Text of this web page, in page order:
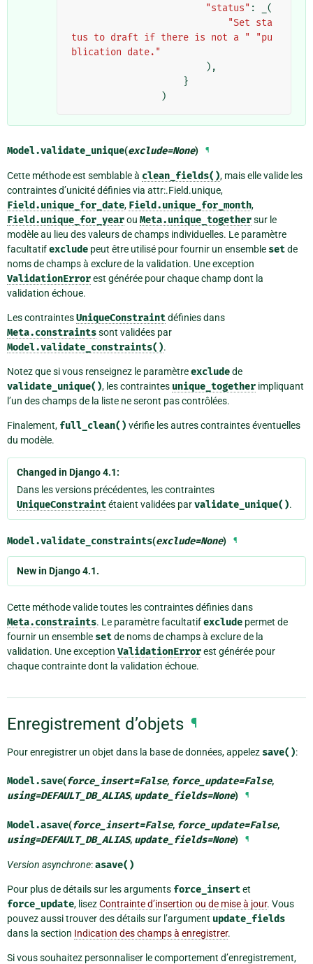
"status" :
(
"Set sta
tus to draft if there is not a "
"pu
blication date."
),
}
)
Model.validate_unique(exclude=None) ¶
Cette méthode est semblable à clean_fields(), mais elle valide les
contraintes d’unicité définies via attr:.Field.unique,
Field.unique_for_date, Field.unique_for_month,
Field.unique_for_yearou Meta.unique_togethersur le
modèle au lieu des valeurs de champs individuelles. Le paramètre
facultatifexclude peut être utilisé pour fournir un ensemble setde
noms de champs à exclure de la validation. Une exception
ValidationErrorest générée pour chaque champ dont la
validation échoue.
Les contraintesUniqueConstraintdéfinies dans
Meta.constraintssont validées par
Model.validate_constraints().
Notez que si vous renseignez le paramètreexcludede
validate_unique(), les contraintes unique_together impliquant
l’un des champs de la liste ne seront pas contrôlées.
Finalement, full_clean() vérifie les autres contraintes éventuelles
du modèle.
Changed in Django 4.1:
Dans les versions précédentes, les contraintes
UniqueConstraintétaient validées parvalidate_unique().
Model.validate_constraints(exclude=None) ¶
New in Django 4.1.
Cette méthode valide toutes les contraintes définies dans
Meta.constraints. Le paramètre facultatifexclude permet de
fournir un ensemble setde noms de champs à exclure de la
validation. Une exception ValidationErrorest générée pour
chaque contrainte dont la validation échoue.
Enregistrement d’objets ¶
Pour enregistrer un objet dans la base de données, appelez save():
Model.save(force_insert=False, force_update=False,
using=DEFAULT_DB_ALIAS, update_fields=None) ¶
Model.asave(force_insert=False, force_update=False,
using=DEFAULT_DB_ALIAS, update_fields=None) ¶
Version asynchrone:asave()
Pour plus de détails sur les arguments force_insertet
force_update, lisezContrainte d’insertion ou de mise à jour. Vous
pouvez aussi trouver des détails sur l’argument update_fields
dans la section Indication des champs à enregistrer.
Si vous souhaitez personnaliser le comportement d’enregistrement,